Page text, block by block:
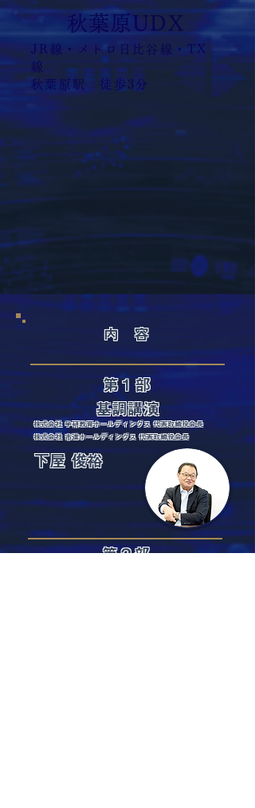
秋葉原UDX
JR線・メトロ日比谷線・TX
線
秋葉原駅 徒歩3分
内 容
株式会社 学研教育ホールディングス 代表取締役会長
株式会社 市進ホールディングス 代表取締役会長
第１部
基調講演
下屋 俊裕
第２部